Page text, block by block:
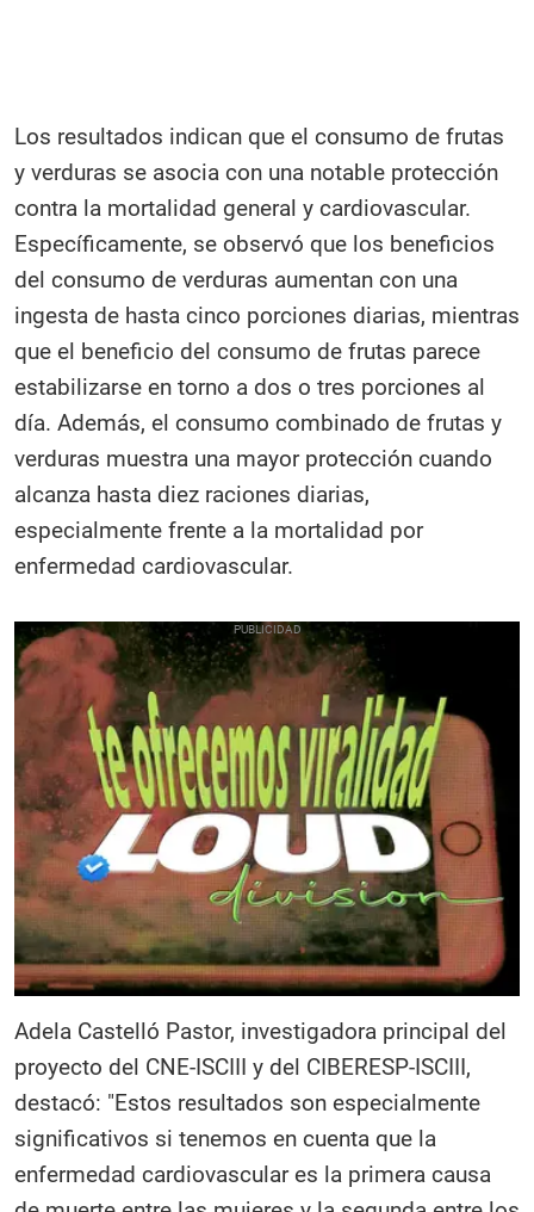
Los resultados indican que el consumo de frutas
y verduras se asocia con una notable protección
contra la mortalidad general y cardiovascular.
Específicamente, se observó que los beneficios
del consumo de verduras aumentan con una
ingesta de hasta cinco porciones diarias, mientras
que el beneficio del consumo de frutas parece
estabilizarse en torno a dos o tres porciones al
día. Además, el consumo combinado de frutas y
verduras muestra una mayor protección cuando
alcanza hasta diez raciones diarias,
especialmente frente a la mortalidad por
enfermedad cardiovascular.
Adela Castelló Pastor, investigadora principal del
proyecto del CNE-ISCIII y del CIBERESP-ISCIII,
destacó: "Estos resultados son especialmente
significativos si tenemos en cuenta que la
enfermedad cardiovascular es la primera causa